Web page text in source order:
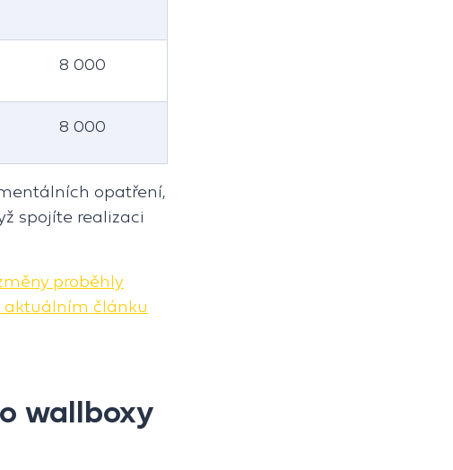
8 000
8 000
opatření,
spojíte realizaci
proběhly
aktuálním článku
wallboxy